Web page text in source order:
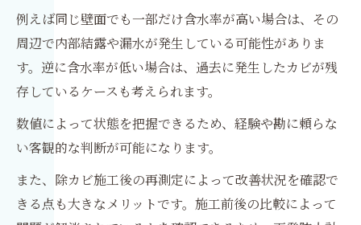
例えば同じ壁面でも一部だけ含水率が高い場合は、その
周辺で内部結露や漏水が発生している可能性がありま
す。逆に含水率が低い場合は、過去に発生したカビが残
存しているケースも考えられます。
数値によって状態を把握できるため、経験や勘に頼らな
い客観的な判断が可能になります。
また、除カビ施工後の再測定によって改善状況を確認で
きる点も大きなメリットです。施工前後の比較によって